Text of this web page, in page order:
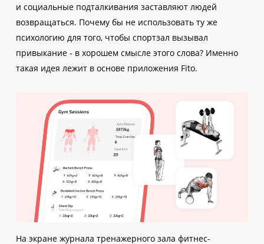
и социальные подталкивания заставляют людей
возвращаться. Почему бы не использовать ту же
психологию для того, чтобы спортзал вызывал
привыкание - в хорошем смысле этого слова? Именно
такая идея лежит в основе приложения Fito.
На экране журнала тренажерного зала фитнес-